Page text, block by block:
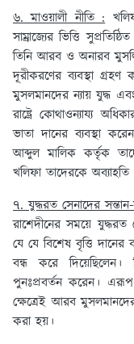
৬. মাওয়ালী নীতি :
সাম্রাজ্যের ভিত্তি
তিনি আরব ও অনারব
দূরীকরণের ব্যবস্থা
মুসলমানদের ন্যায় যুদ্ধ
রাষ্ট্রে কোথাওন্যায্য
ভাতা দানের ব্যবস্থা
আব্দুল মালিক কর্তৃক
খলিফা তাদেরকে অব্যাহতি
৭. যুদ্ধরত সেনাদের সন্তান-
রাশেদীনের সময়ে যুদ্ধরত
যে যে বিশেষ বৃত্তি
বন্ধ করে
পুনঃপ্রবর্তন করেন।
ক্ষেত্রেই আরব
করা হয়।